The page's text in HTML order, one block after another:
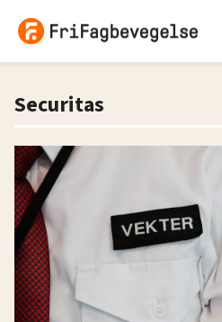
Securitas